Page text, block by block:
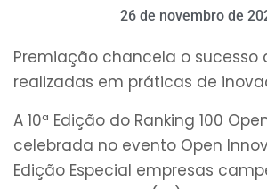
26 de novembro de
Premiação chancela o sucesso
realizadas em práticas de
A 10ª Edição do Ranking 100
celebrada no evento Open
Edição Especial empresas